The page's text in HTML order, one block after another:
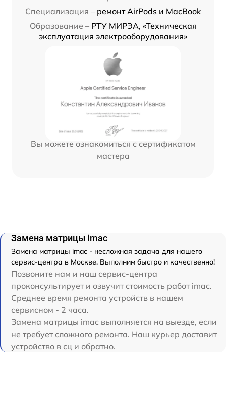
Специализация – ремонт AirPods и MacBook
Образование – РТУ МИРЭА, «Техническая
эксплуатация электрооборудования»
Вы можете ознакомиться с сертификатом
мастера
Замена матрицы imac
Замена матрицы imac - несложная задача для нашего
сервис-центра в Москве. Выполним быстро и качественно!
Позвоните нам и наш сервис-центра
проконсультирует и озвучит стоимость работ imac.
Среднее время ремонта устройств в нашем
сервисном - 2 часа.
Замена матрицы imac выполняется на выезде, если
не требует сложного ремонта. Наш курьер доставит
устройство в сц и обратно.